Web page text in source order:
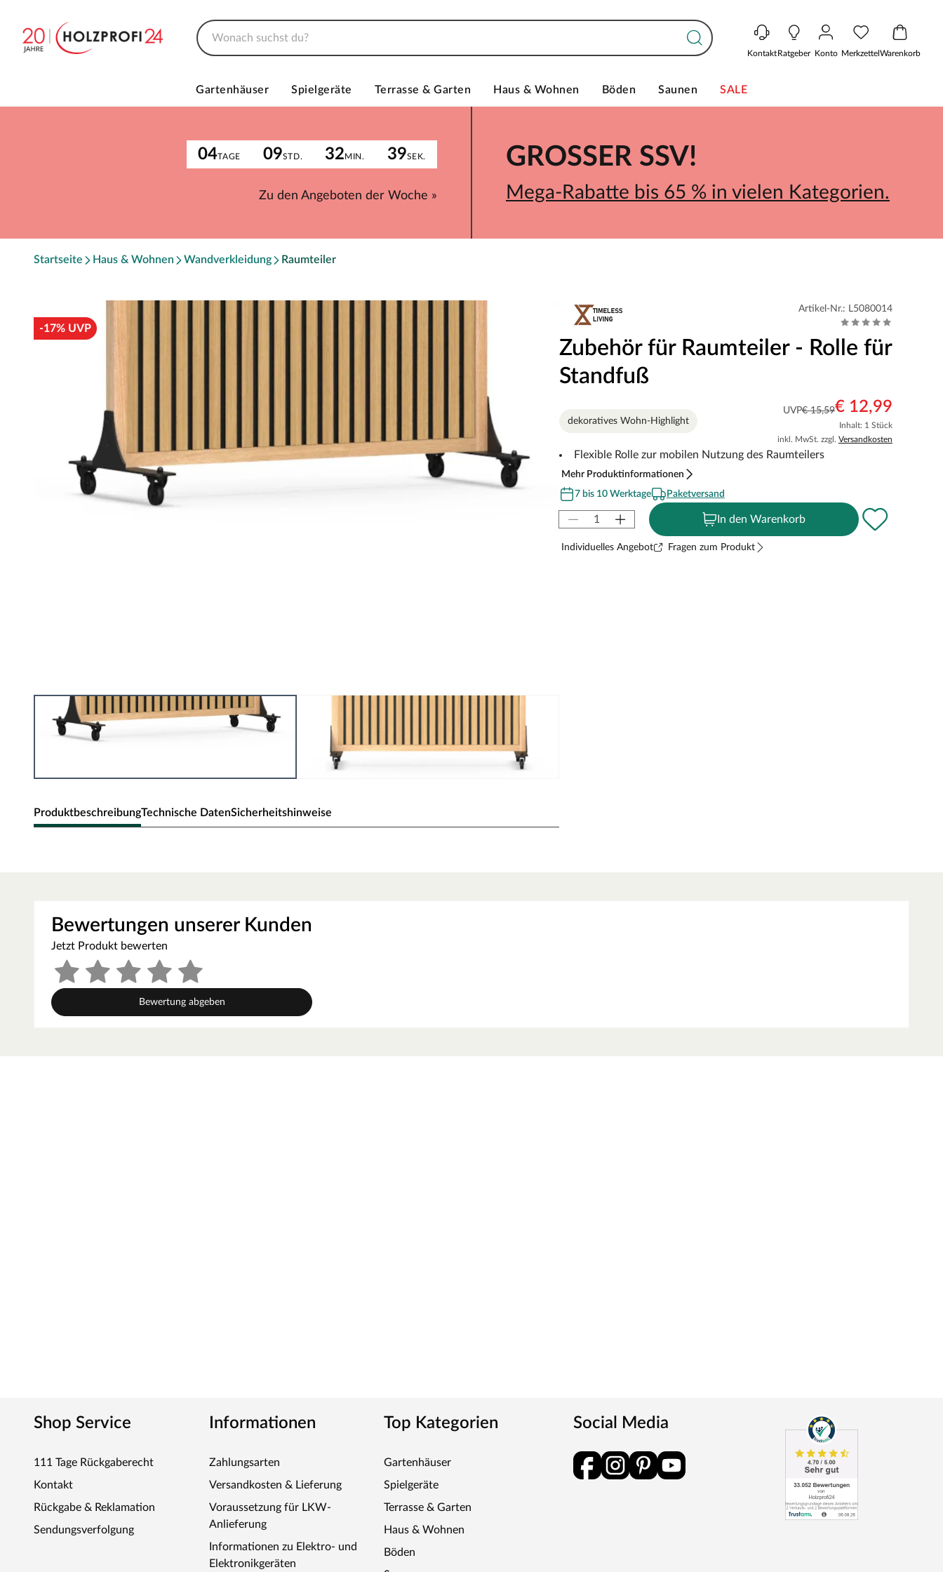
KontaktRatgeber Konto MerkzettelWarenkorb
Gartenhäuser Spielgeräte Terrasse & Garten Haus & Wohnen Böden Saunen SALE
04TAGE 09STD. 32MIN. 39SEK.
Zu den Angeboten der Woche »
GROSSER SSV!
Mega-Rabatte bis 65 % in vielen Kategorien.
Startseite Haus & Wohnen Wandverkleidung Raumteiler
-17% UVP
ProduktbeschreibungTechnische DatenSicherheitshinweise
werden muss. So kannst du deinen Raumteiler nach Bedarf schnell umstellen und Räume individuell
gestalten, ohne auf Stabilität oder Sicherheit zu verzichten.
Timeless Living – stilvoll wohnen und arbeiten zum fairen Preis
Zeitlose Einrichtung für Wohn- und Arbeitsräume: Timeless Living bietet elegante und funktionale Möbel
für den Innenbereich. Mit einem klaren Fokus auf Design, Qualität und Alltagstauglichkeit kreiert der
Artikel-Nr.: L5080014
Zubehör für Raumteiler - Rolle für
Standfuß
UVP€ 15,59€ 12,99
Inhalt: 1 Stück
inkl. MwSt. zzgl. Versandkosten
dekoratives Wohn-Highlight
Flexible Rolle zur mobilen Nutzung des Raumteilers
Mehr Produktinformationen
7 bis 10 Werktage
Paketversand
In den Warenkorb
Individuelles Angebot Fragen zum Produkt
Bewertungen unserer Kunden
Jetzt Produkt bewerten
Bewertung abgeben
Shop Service
111 Tage Rückgaberecht
Kontakt
Rückgabe & Reklamation
Sendungsverfolgung
Informationen
Zahlungsarten
Versandkosten & Lieferung
Voraussetzung für LKW-
Anlieferung
Informationen zu Elektro- und
Elektronikgeräten
Top Kategorien
Gartenhäuser
Spielgeräte
Terrasse & Garten
Haus & Wohnen
Böden
Social Media